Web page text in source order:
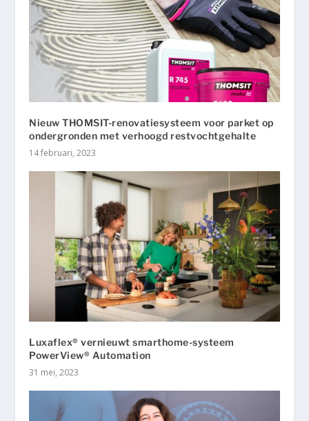
Nieuw THOMSIT-renovatiesysteem voor parket op
ondergronden met verhoogd restvochtgehalte
14 februari, 2023
Luxaflex® vernieuwt smarthome-systeem
PowerView® Automation
31 mei, 2023